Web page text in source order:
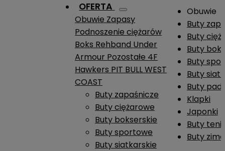
OFERTA
Obuwie Zapasy
Podnoszenie ciężarów
Boks Rehband Under
Armour Pozostałe 4F
Hawkers PIT BULL WEST
COAST
Buty zapaśnicze
Buty ciężarowe
Buty bokserskie
Buty sportowe
Buty siatkarskie
Obuwie
Buty
Buty
Buty
Buty
Buty
Buty
Klapki
Japonki
Buty
Buty